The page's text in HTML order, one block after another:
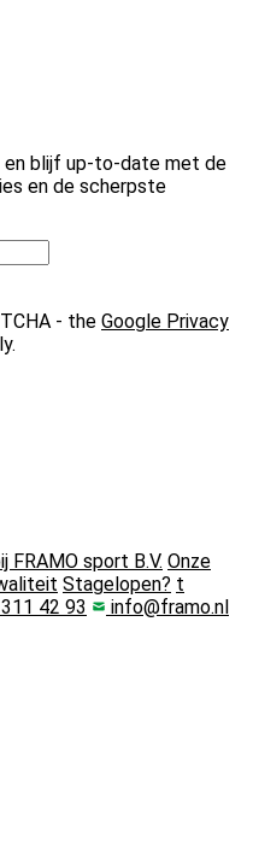
en blijf up-to-date met de
en de scherpste
- the Google Privacy
FRAMO sport B.V. Onze
Stagelopen? t
42 93 info@framo.nl